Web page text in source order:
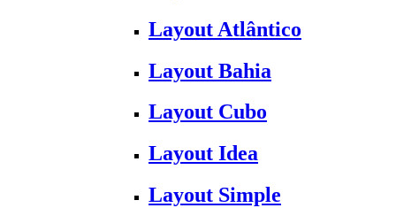
Layout Atlântico
Layout Bahia
Layout Cubo
Layout Idea
Layout Simple